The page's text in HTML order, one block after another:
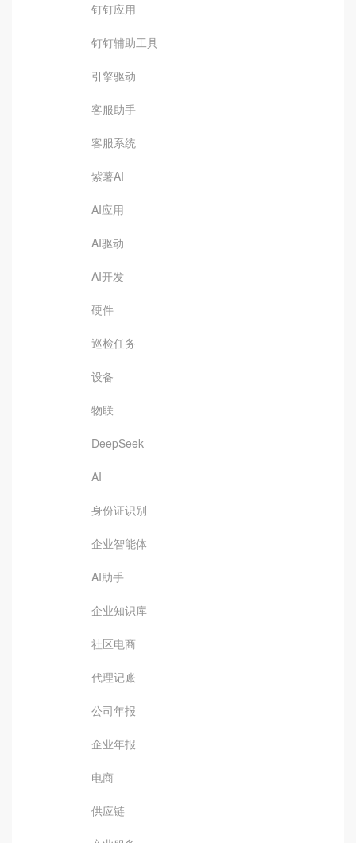
钉钉应用
钉钉辅助工具
引擎驱动
客服助手
客服系统
紫薯AI
AI应用
AI驱动
AI开发
硬件
巡检任务
设备
物联
DeepSeek
AI
身份证识别
企业智能体
AI助手
企业知识库
社区电商
代理记账
公司年报
企业年报
电商
供应链